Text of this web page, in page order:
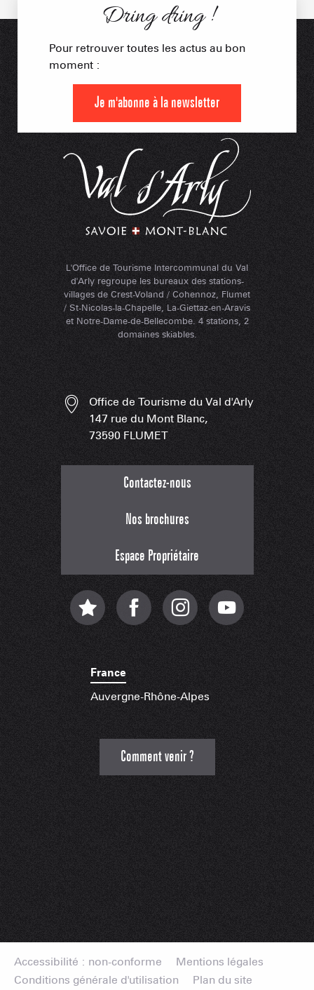
L'Office de Tourisme Intercommunal du Val
d'Arly regroupe les bureaux des stations-
villages de Crest-Voland / Cohennoz, Flumet
/ St-Nicolas-la-Chapelle, La-Giettaz-en-Aravis
et Notre-Dame-de-Bellecombe. 4 stations, 2
domaines skiables.
Dring dring !
Pour retrouver toutes les actus au bon
moment :
Je m'abonne à la newsletter
Office de Tourisme du Val d'Arly
147 rue du Mont Blanc,
73590 FLUMET
Contactez-nous
Nos brochures
Espace Propriétaire
France
Auvergne-Rhône-Alpes
Comment venir ?
Accessibilité : non-conforme
Mentions légales
Conditions générale d'utilisation
Plan du site